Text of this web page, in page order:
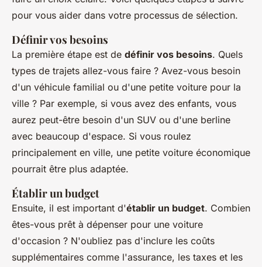
pour vous aider dans votre processus de sélection.
Définir vos besoins
La première étape est de définir vos besoins. Quels
types de trajets allez-vous faire ? Avez-vous besoin
d'un véhicule familial ou d'une petite voiture pour la
ville ? Par exemple, si vous avez des enfants, vous
aurez peut-être besoin d'un SUV ou d'une berline
avec beaucoup d'espace. Si vous roulez
principalement en ville, une petite voiture économique
pourrait être plus adaptée.
Établir un budget
Ensuite, il est important d'établir un budget. Combien
êtes-vous prêt à dépenser pour une voiture
d'occasion ? N'oubliez pas d'inclure les coûts
supplémentaires comme l'assurance, les taxes et les